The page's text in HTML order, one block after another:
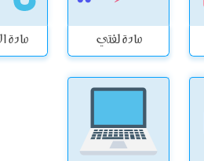
مادة لغتي مادة